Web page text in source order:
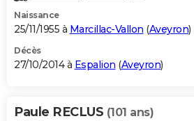
Naissance
25/11/1955 à Marcillac-Vallon (Aveyron)
Décès
27/10/2014 à Espalion (Aveyron)
Paule RECLUS (101 ans)